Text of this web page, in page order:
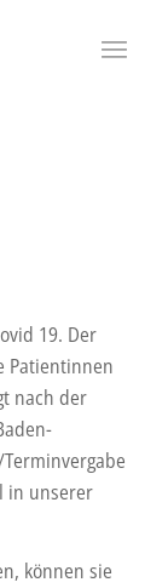
19. Der
Patientinnen
nach der
in unserer
können sie